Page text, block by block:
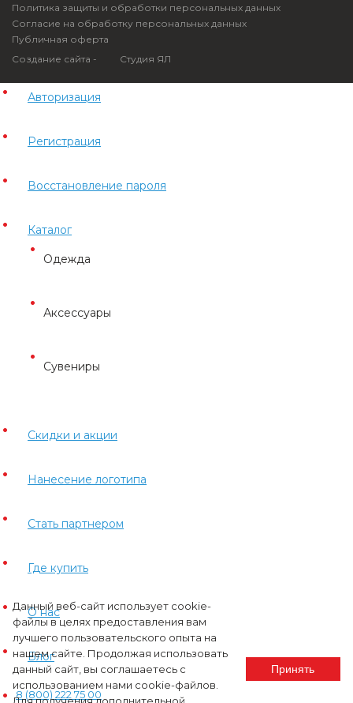
Политика защиты и обработки персональных данных
Согласие на обработку персональных данных
Публичная оферта
Создание сайта -
Студия ЯЛ
Авторизация
Регистрация
Восстановление пароля
Каталог
Одежда
Аксессуары
Сувениры
Скидки и акции
Нанесение логотипа
Стать партнером
Где купить
О нас
Блог
8 (800) 222 75 00
Данный веб-сайт использует cookie-
файлы в целях предоставления вам
лучшего пользовательского опыта на
нашем сайте. Продолжая использовать
данный сайт, вы соглашаетесь с
использованием нами cookie-файлов.
Принять